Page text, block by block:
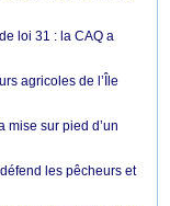
loi 31 : la CAQ a
agricoles de l’Île
sur pied d’un
les pêcheurs et